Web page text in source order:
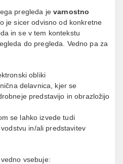
pregleda jevarnostno
je sicer odvisno od konkretne
in se v tem kontekstu
do pregleda. Vedno pa za
obliki
delavnica, kjer se
predstavijo in obrazložijo
se lahko izvede tudi
in/ali predstavitev
vsebuje: